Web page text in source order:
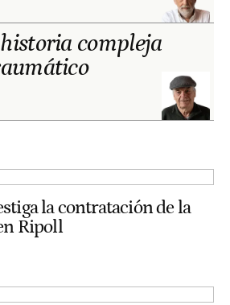
compleja
la contratación de la
Ripoll